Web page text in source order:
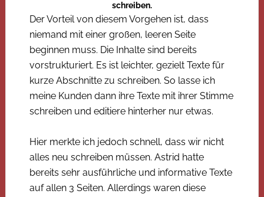
schreiben.
Der Vorteil von diesem Vorgehen ist, dass
niemand mit einer großen, leeren Seite
beginnen muss. Die Inhalte sind bereits
vorstrukturiert. Es ist leichter, gezielt Texte für
kurze Abschnitte zu schreiben. So lasse ich
meine Kunden dann ihre Texte mit ihrer Stimme
schreiben und editiere hinterher nur etwas.
Hier merkte ich jedoch schnell, dass wir nicht
alles neu schreiben müssen. Astrid hatte
bereits sehr ausführliche und informative Texte
auf allen 3 Seiten. Allerdings waren diese